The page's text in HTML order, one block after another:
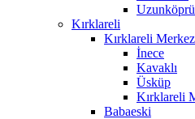
Kırklareli
Kırklareli Merkez
İnece
Kavaklı
Üsküp
Kırklareli
Babaeski